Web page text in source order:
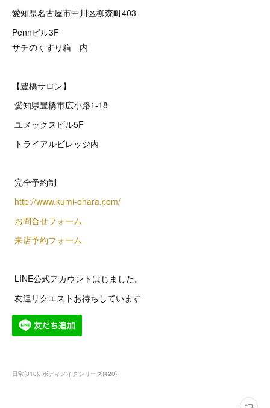
愛知県名古屋市中川区柳森町403
Pennビル3F
サチのくすり箱 内
【豊橋サロン】
愛知県豊橋市広小路1-18
ユメックスビル5F
トライアルビレッジ内
完全予約制
http://www.kumi-ohara.com/
お問合せフォーム
来店予約フォーム
LINE公式アカウントはじました。
友達リクエストお待ちしています
日常(310) ボディメイクシリーズ(420)